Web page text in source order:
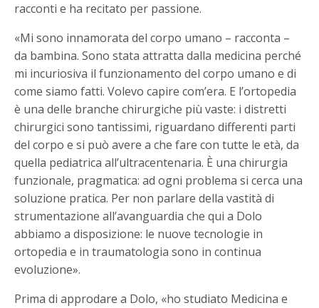
racconti e ha recitato per passione.
«Mi sono innamorata del corpo umano – racconta –
da bambina. Sono stata attratta dalla medicina perché
mi incuriosiva il funzionamento del corpo umano e di
come siamo fatti. Volevo capire com’era. E l’ortopedia
è una delle branche chirurgiche più vaste: i distretti
chirurgici sono tantissimi, riguardano differenti parti
del corpo e si può avere a che fare con tutte le età, da
quella pediatrica all’ultracentenaria. È una chirurgia
funzionale, pragmatica: ad ogni problema si cerca una
soluzione pratica. Per non parlare della vastità di
strumentazione all’avanguardia che qui a Dolo
abbiamo a disposizione: le nuove tecnologie in
ortopedia e in traumatologia sono in continua
evoluzione».
Prima di approdare a Dolo, «ho studiato Medicina e